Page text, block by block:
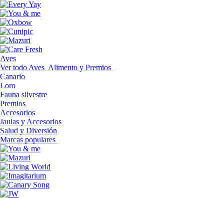
Aves
Ver todo Aves Alimento y Premios
Canario
Loro
Fauna silvestre
Premios
Accesorios
Jaulas y Accesorios
Salud y Diversión
Marcas populares